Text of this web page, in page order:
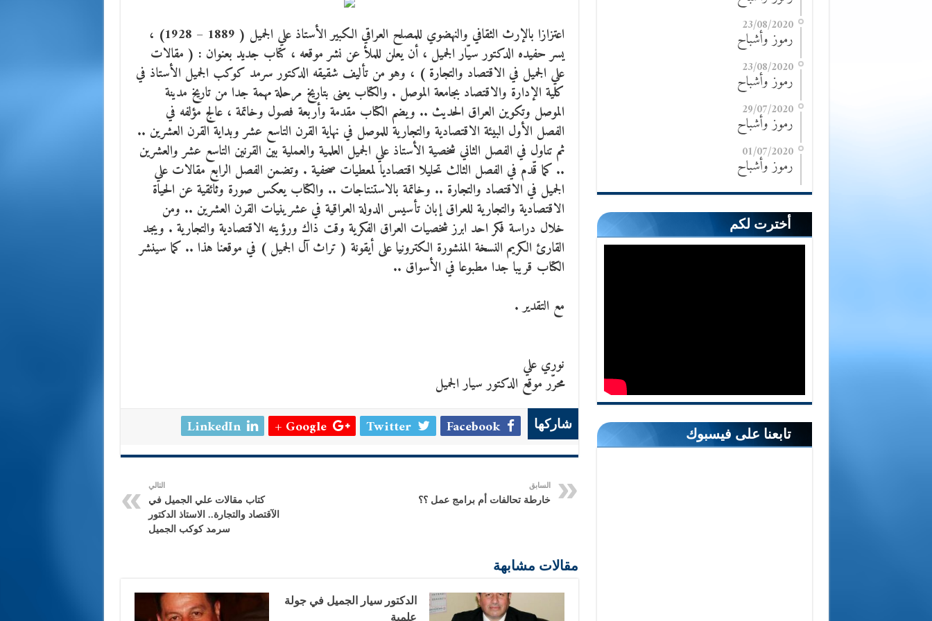
اعتزازا بالإرث الثقافي والنهضوي للمصلح العراقي الكبير الأستاذ علي الجميل ( 1889 – 1928) ،
يسر حفيده الدكتور سيّار الجميل ، أن يعلن للملأ عن نشر موقعه ، كتاب جديد بعنوان : ( مقالات
علي الجميل في الاقتصاد والتجارة ) ، وهو من تأليف شقيقه الدكتور سرمد كوكب الجميل الأستاذ في
كلية الإدارة والاقتصاد بجامعة الموصل . والكتاب يعنى بتاريخ مرحلة مهمة جدا من تاريخ مدينة
الموصل وتكوين العراق الحديث .. ويضم الكتاب مقدمة وأربعة فصول وخاتمة ، عالج مؤلفه في
الفصل الأول البيئة الاقتصادية والتجارية للموصل في نهاية القرن التاسع عشر وبداية القرن العشرين ..
ثم تناول في الفصل الثاني شخصية الأستاذ علي الجميل العلمية والعملية بين القرنين التاسع عشر والعشرين
.. كما قّدم في الفصل الثالث تحليلا اقتصاديا لمعطيات صحفية . وتضمن الفصل الرابع مقالات علي
الجميل في الاقتصاد والتجارة .. وخاتمة بالاستنتاجات .. والكتاب يعكس صورة وثائقية عن الحياة
الاقتصادية والتجارية للعراق إبان تأسيس الدولة العراقية في عشرينيات القرن العشرين .. ومن
خلال دراسة فكر احد ابرز شخصيات العراق الفكرية وقت ذاك ورؤيته الاقتصادية والتجارية . ويجد
القارئ الكريم النسخة المنشورة الكترونيا على أيقونة ( تراث آل الجميل ) في موقعنا هذا .. كما سينشر
الكتاب قريبا جدا مطبوعا في الأسواق ..
مع التقدير .
نوري علي
محرّر موقع الدكتور سيار الجميل
شاركها Facebook
Twitter
Google +
LinkedIn
السابق
خارطة تحالفات أم برامج عمل ؟؟
التالي
كتاب مقالات علي الجميل في
الآقتصاد والتجارة.. الاستاذ الدكتور
سرمد كوكب الجميل
مقالات مشابهة
الدكتور سيار الجميل في جولة
علمية
23/08/2020
رموز وأشباح
23/08/2020
رموز وأشباح
29/07/2020
رموز وأشباح
01/07/2020
رموز وأشباح
أخترت لكم
تابعنا على فيسبوك